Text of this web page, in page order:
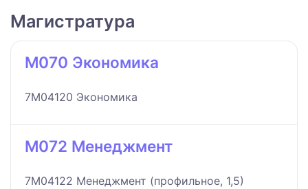
Магистратура
M070 Экономика
7M04120 Экономика
M072 Менеджмент
7M04122 Менеджмент (профильное, 1,5)